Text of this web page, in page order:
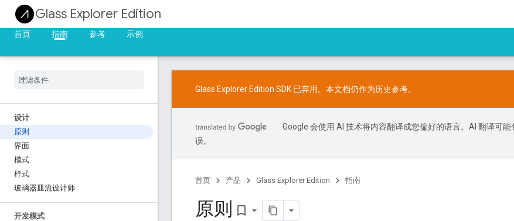
Glass Explorer Edition
首页
指南 参考 示例
设计
原则
界面
模式
样式
玻璃器皿流设计师
开发模式
Glass Explorer Edition SDK 已弃用。本文档仍作为历史参考。
Google 会使用 AI 技术将内容翻译成您偏好的语言。AI 翻译可能
误。
首页 产品 Glass Explorer Edition 指南
原则 bookmark_border